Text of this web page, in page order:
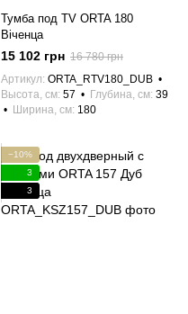
Тумба под TV ORTA 180
Віченца
15 102 грн 16 780 грн
Артикул ORTA_RTV180_DUB
Высота, см 57 Глубина, см 39
Ширина, см 180
−10%
3
3